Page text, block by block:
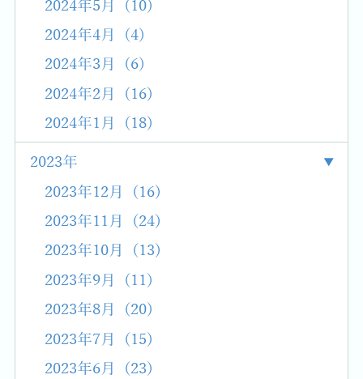
2024年5月 (10)
2024年4月 (4)
2024年3月 (6)
2024年2月 (16)
2024年1月 (18)
2023年
2023年12月 (16)
2023年11月 (24)
2023年10月 (13)
2023年9月 (11)
2023年8月 (20)
2023年7月 (15)
2023年6月 (23)